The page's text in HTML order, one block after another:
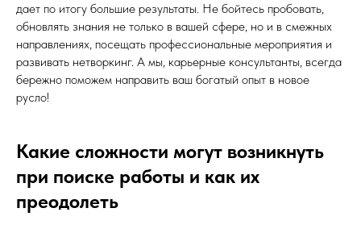
дает по итогу большие результаты. Не бойтесь пробовать,
обновлять знания не только в вашей сфере, но и в смежных
направлениях, посещать профессиональные мероприятия и
развивать нетворкинг. А мы, карьерные консультанты, всегда
бережно поможем направить ваш богатый опыт в новое
русло!
Какие сложности могут возникнуть
при поиске работы и как их
преодолеть